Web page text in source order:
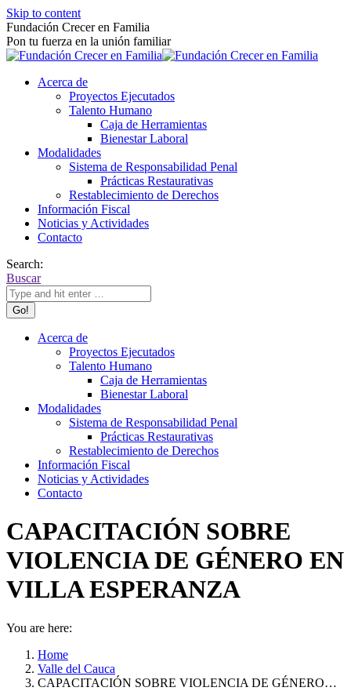
Skip to content
Fundación Crecer en Familia
Pon tu fuerza en la unión familiar
Acerca de
Proyectos Ejecutados
Talento Humano
Caja de Herramientas
Bienestar Laboral
Modalidades
Sistema de Responsabilidad Penal
Prácticas Restaurativas
Restablecimiento de Derechos
Información Fiscal
Noticias y Actividades
Contacto
Search:
Buscar
Acerca de
Proyectos Ejecutados
Talento Humano
Caja de Herramientas
Bienestar Laboral
Modalidades
Sistema de Responsabilidad Penal
Prácticas Restaurativas
Restablecimiento de Derechos
Información Fiscal
Noticias y Actividades
Contacto
CAPACITACIÓN SOBRE
VIOLENCIA DE GÉNERO EN
VILLA ESPERANZA
You are here:
Home
Valle del Cauca
CAPACITACIÓN SOBRE VIOLENCIA DE GÉNERO…